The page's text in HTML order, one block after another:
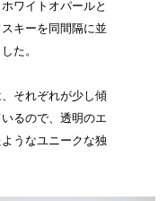
ワイトオパールと
キーを同間隔に並
た。
それぞれが少し傾
るので、透明のエ
うなユニークな独